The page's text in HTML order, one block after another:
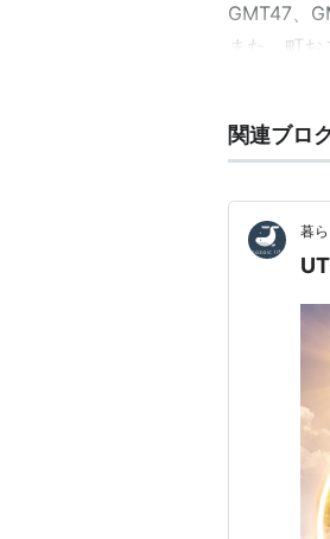
GMT47、
また、町
GMT (ゲ
GMT
ホームペ
関連ブロ
暮